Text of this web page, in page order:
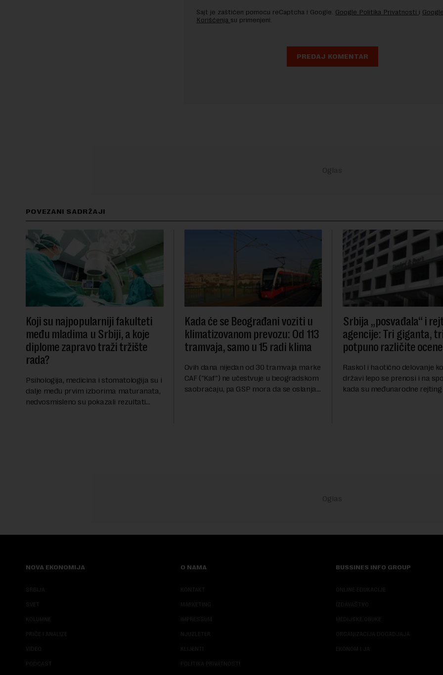
Sajt je zaštićen pomocu reCaptcha i Google. Google Politika Privatnosti i
Korišćenja su primenjeni.
POVEZANI SADRŽAJI
Koji su najpopularniji fakulteti
među mladima u Srbiji, a koje
diplome zapravo traži tržište
rada?
Psihologija, medicina i stomatologija su i
dalje među prvim izborima maturanata,
nedvosmisleno su pokazali rezultati
Kada će se Beograđani voziti u
klimatizovanom prevozu: Od 113
tramvaja, samo u 15 radi klima
Ovih dana nijedan od 30 tramvaja marke
CAF ("Kaf") ne učestvuje u beogradskom
saobraćaju, pa GSP mora da se oslanja
Srbija „posvađala“ i
agencije: Tri giganta, tri
potpuno različite
Raskol i haotično delovanje
državi lepo se prenosi i na
kada su međunarodne rejting
NOVA EKONOMIJA
SRBIJA
SVET
KOLUMNE
PRIČE I ANALIZE
VIDEO
PODCAST
O NAMA
KONTAKT
MARKETING
IMPRESSUM
NJUZLETER
KLIJENTI
POLITIKA PRIVATNOSTI
BUSSINES INFO GROUP
ONLINE EDUKACIJE
IZDAVAŠTVO
MEDIJSKE OBUKE
ORGANIZACIJA DOGADJAJA
EKONOM I JA